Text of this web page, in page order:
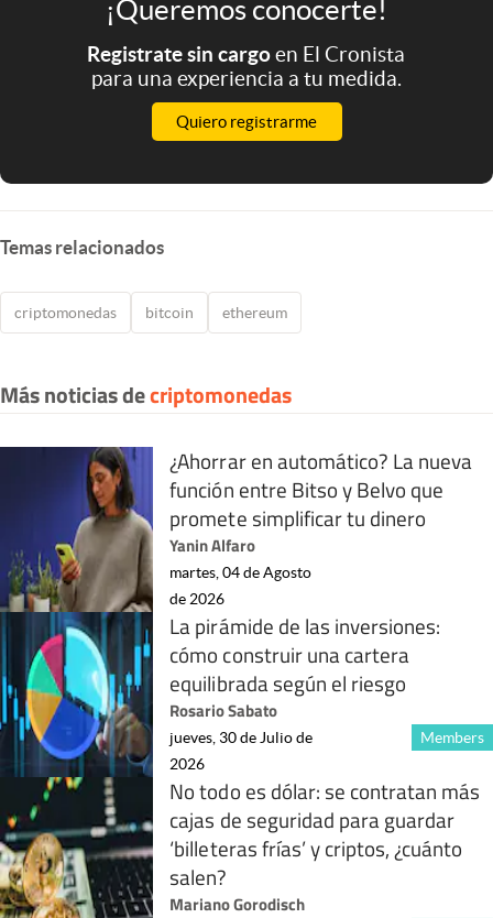
¡Queremos conocerte!
Registrate sin cargoen El Cronista
para una experiencia a tu medida.
Quiero registrarme
Temas relacionados
criptomonedas bitcoin ethereum
Más noticias decriptomonedas
¿Ahorrar en automático? La nueva
función entre Bitso y Belvo que
promete simplificar tu dinero
Yanin Alfaro
martes, 04 de Agosto
de 2026
La pirámide de las inversiones:
cómo construir una cartera
equilibrada según el riesgo
Rosario Sabato
Members
jueves, 30 de Julio de
2026
No todo es dólar: se contratan más
cajas de seguridad para guardar
‘billeteras frías’ y criptos, ¿cuánto
salen?
Mariano Gorodisch